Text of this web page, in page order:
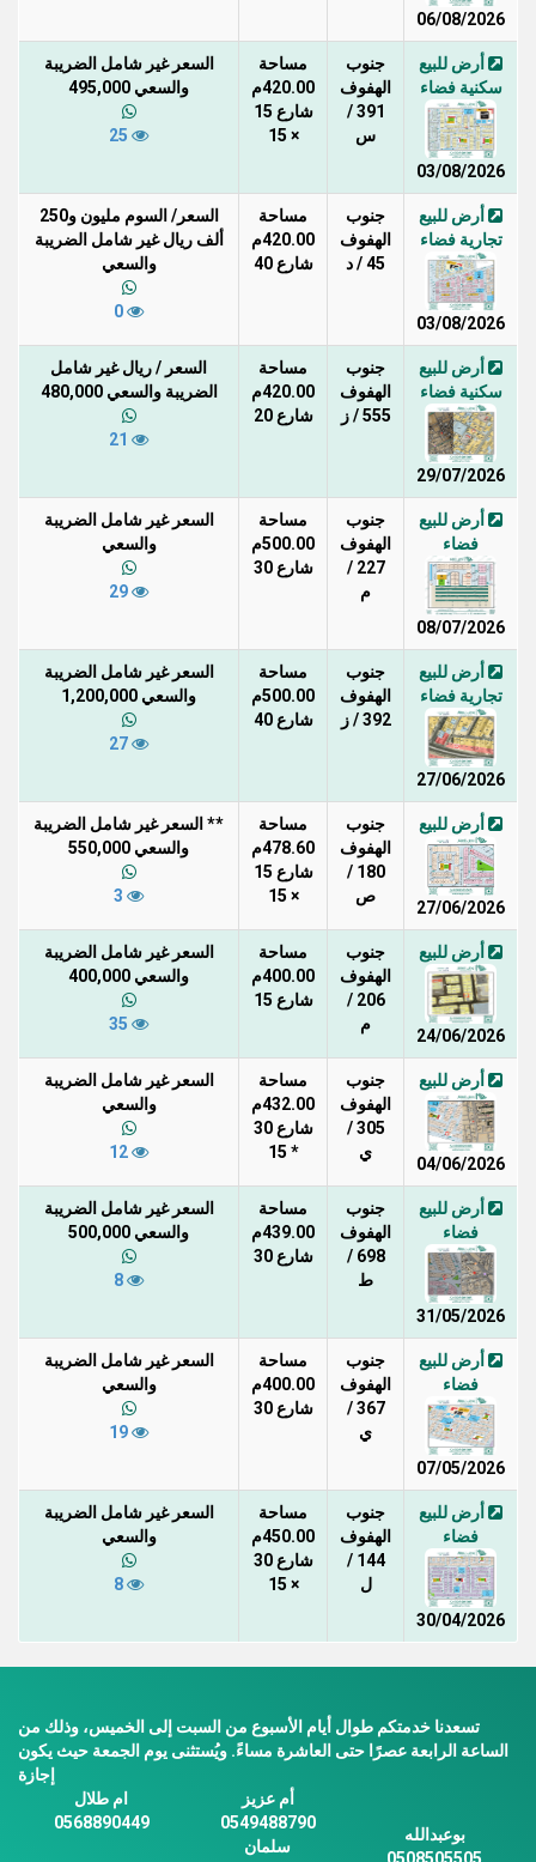
06/08/2026
أرض للبيع
سكنية فضاء
03/08/2026
جنوب
الهفوف
391 /
س
مساحة
420.00م
شارع 15
× 15
السعر غير شامل الضريبة
والسعي 495,000
أرض للبيع
تجارية فضاء
03/08/2026
جنوب
الهفوف
45 / د
مساحة
420.00م
شارع 40
السعر/ السوم مليون و250
ألف ريال غير شامل الضريبة
والسعي
أرض للبيع
سكنية فضاء
29/07/2026
جنوب
الهفوف
555 / ز
مساحة
420.00م
شارع 20
السعر / ريال غير شامل
الضريبة والسعي 480,000
أرض للبيع
فضاء
08/07/2026
جنوب
الهفوف
227 /
م
مساحة
500.00م
شارع 30
السعر غير شامل الضريبة
والسعي
أرض للبيع
تجارية فضاء
27/06/2026
جنوب
الهفوف
392 / ز
مساحة
500.00م
شارع 40
السعر غير شامل الضريبة
والسعي 1,200,000
أرض للبيع
27/06/2026
جنوب
الهفوف
180 /
ص
مساحة
478.60م
شارع 15
× 15
** السعر غير شامل الضريبة
والسعي 550,000
أرض للبيع
24/06/2026
جنوب
الهفوف
206 /
م
مساحة
400.00م
شارع 15
السعر غير شامل الضريبة
والسعي 400,000
أرض للبيع
04/06/2026
جنوب
الهفوف
305 /
ي
مساحة
432.00م
شارع 30
* 15
السعر غير شامل الضريبة
والسعي
أرض للبيع
فضاء
31/05/2026
جنوب
الهفوف
698 /
ط
مساحة
439.00م
شارع 30
السعر غير شامل الضريبة
والسعي 500,000
أرض للبيع
فضاء
07/05/2026
جنوب
الهفوف
367 /
ي
مساحة
400.00م
شارع 30
السعر غير شامل الضريبة
والسعي
أرض للبيع
فضاء
30/04/2026
جنوب
الهفوف
144 /
ل
مساحة
450.00م
شارع 30
× 15
السعر غير شامل الضريبة
والسعي
تسعدنا خدمتكم طوال أيام الأسبوع من السبت إلى الخميس، وذلك من
الساعة الرابعة عصرًا حتى العاشرة مساءً. ويُستثنى يوم الجمعة حيث يكون
إجازة
ام طلال
0568890449
أم عزيز
0549488790
سلمان
بوعبدالله